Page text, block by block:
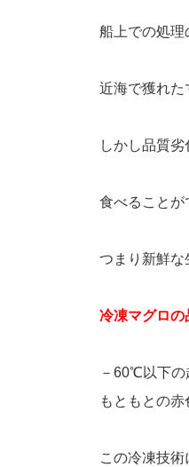
船上での処理
近海で獲れた
しかし品質
食べることが
つまり新鮮な
冷凍マグロの
－60℃以下の
もともとの赤
この冷凍技